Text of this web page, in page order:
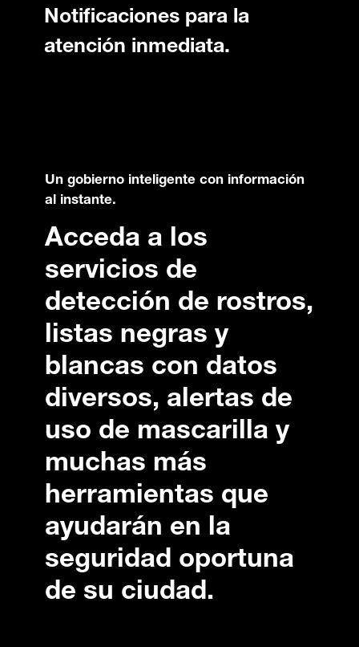
Notificaciones para la
atención inmediata.
Un gobierno inteligente con información
al instante.
Acceda a los
servicios de
detección de rostros,
listas negras y
blancas con datos
diversos, alertas de
uso de mascarilla y
muchas más
herramientas que
ayudarán en la
seguridad oportuna
de su ciudad.